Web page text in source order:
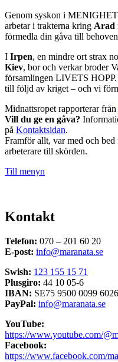
Genom syskon i
arbetar i trakterna kring Arad
förmedla din gåva till
I Irpen, en mindre ort strax
Kiev, bor och verkar broder
församlingen LIVETS
till följd av kriget – och vi
Midnattsropet rapporterar från
Vill du ge en gåva?
på Kontaktsidan.
Framför allt, var med och
arbeterare till skörden.
Till menyn
Kontakt
Telefon: 070 – 201 60 20
E-post: info@maranata.se
Swish: 123 155 15 71
Plusgiro: 44 10 05-6
IBAN: SE75 9500 0099
PayPal: info@maranata.se
YouTube:
https://www.youtube.com/
Facebook:
https://www.facebook.com/